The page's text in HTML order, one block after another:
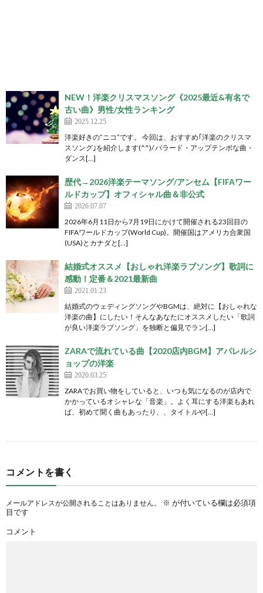
NEW！洋楽クリスマスソング《2025最近&有名で
古い曲》男性/女性ランキング
2025.12.25
洋楽好きの”ニコ”です。 今回は、おすすめ｢洋楽のクリスマ
スソング｣を紹介します(^^)/ バラード・アップテンポな曲・
ダンス[…]
歴代→2026洋楽テーマソング/アンセム【FIFAワー
ルドカップ】オフィシャル曲＆非公式
2026.07.07
2026年6月11日から7月19日にかけて開催される23回目の
FIFAワールドカップ(World Cup)。開催国はアメリカ合衆国
(USA)とカナダと[…]
結婚式オススメ【おしゃれ洋楽ラブソング】歌詞に
感動！定番＆2021最新曲
2021.01.23
結婚式のウェディングソングやBGMは、絶対に【おしゃれな
洋楽の曲】にしたい！そんなあなたにオススメしたい「歌詞
が良い洋楽ラブソング」を独断と偏見でラン[…]
ZARAで流れている曲【2020店内BGM】アパレルシ
ョップの洋楽
2020.03.25
ZARAでお買い物をしていると、いつも気になるのが店内で
かかっているオシャレな「音楽」。よく耳にする洋楽もあれ
ば、初めて聞く曲もあったり、、タイトルや[…]
コメントを書く
メールアドレスが公開されることはありません。 ※ が付いている欄は必須項
目です
コメント